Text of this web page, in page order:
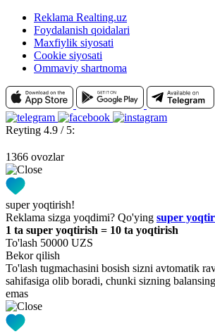
Reklama Realting.uz
Foydalanish qoidalari
Maxfiylik siyosati
Cookie siyosati
Ommaviy shartnoma
Reyting 4.9 / 5:
1366 ovozlar
super yoqtirish!
Reklama sizga yoqdimi? Qo'ying super
1 ta super yoqtirish = 10 ta yoqtirish
To'lash 50000 UZS
Bekor qilish
To'lash tugmachasini bosish sizni avtomatik
sahifasiga olib boradi, chunki sizning
emas